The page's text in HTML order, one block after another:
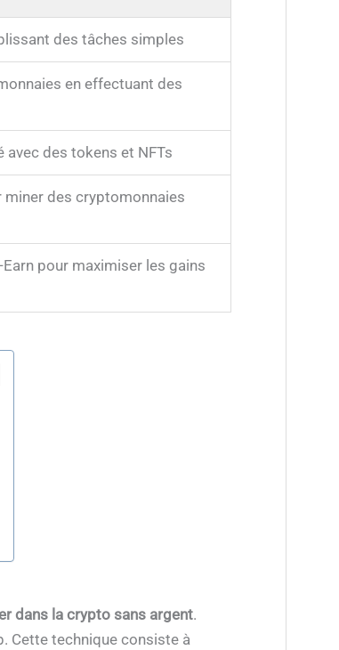
des tâches simples
en effectuant des
avec des tokens et NFTs
miner des cryptomonnaies
pour maximiser les gains
dans la crypto sans argent.
Cette technique consiste à